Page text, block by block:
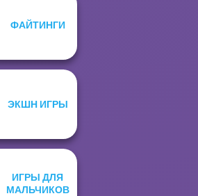
ФАЙТИНГИ
ЭКШН ИГРЫ
ИГРЫ ДЛЯ
МАЛЬЧИКОВ